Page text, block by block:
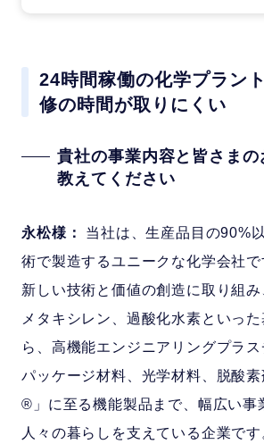
24時間稼働の化学プラン
修の時間が取りにくい
貴社の事業内容と皆さまの
教えてください
永松様：
当社は、生産品目の90%
術で製造するユニークな化学会社で
新しい技術と価値の創造に取り組
メタキシレン、過酸化水素といっ
ら、高機能エンジニアリングプラ
パッケージ材料、光学材料、脱酸
®」に至る機能製品まで、幅広い事
人々の暮らしを支えている企業で